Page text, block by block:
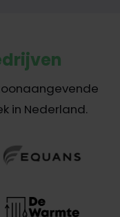
in Nederland.